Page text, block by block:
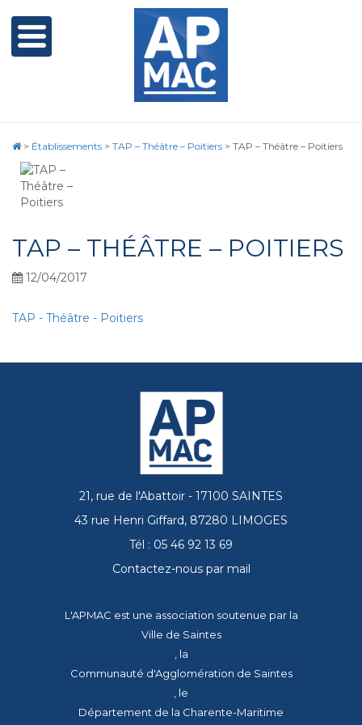
> Établissements > TAP – Théâtre – Poitiers > TAP – Théâtre – Poitiers
TAP – THÉÂTRE – POITIERS
12/04/2017
TAP - Théâtre - Poitiers
21, rue de l'Abattoir - 17100 SAINTES
43 rue Henri Giffard, 87280 LIMOGES
Tél : 05 46 92 13 69
Contactez-nous par mail
L'APMAC est une association soutenue par la
Ville de Saintes
, la
Communauté d'Agglomération de Saintes
, le
Département de la Charente-Maritime